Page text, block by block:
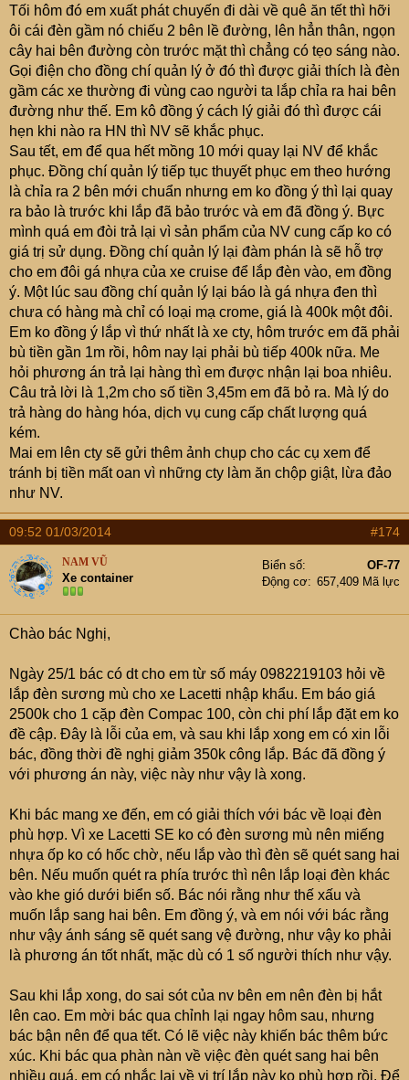
Tối hôm đó em xuất phát chuyến đi dài về quê ăn tết thì hỡi
ôi cái đèn gầm nó chiếu 2 bên lề đường, lên hẳn thân, ngọn
cây hai bên đường còn trước mặt thì chẳng có tẹo sáng nào.
Gọi điện cho đồng chí quản lý ở đó thì được giải thích là đèn
gầm các xe thường đi vùng cao người ta lắp chỉa ra hai bên
đường như thế. Em kô đồng ý cách lý giải đó thì được cái
hẹn khi nào ra HN thì NV sẽ khắc phục.
Sau tết, em để qua hết mồng 10 mới quay lại NV để khắc
phục. Đồng chí quản lý tiếp tục thuyết phục em theo hướng
là chỉa ra 2 bên mới chuẩn nhưng em ko đồng ý thì lại quay
ra bảo là trước khi lắp đã bảo trước và em đã đồng ý. Bực
mình quá em đòi trả lại vì sản phẩm của NV cung cấp ko có
giá trị sử dụng. Đồng chí quản lý lại đàm phán là sẽ hỗ trợ
cho em đôi gá nhựa của xe cruise để lắp đèn vào, em đồng
ý. Một lúc sau đồng chí quản lý lại báo là gá nhựa đen thì
chưa có hàng mà chỉ có loại mạ crome, giá là 400k một đôi.
Em ko đồng ý lắp vì thứ nhất là xe cty, hôm trước em đã phải
bù tiền gần 1m rồi, hôm nay lại phải bù tiếp 400k nữa. Me
hỏi phương án trả lại hàng thì em được nhận lại boa nhiêu.
Câu trả lời là 1,2m cho số tiền 3,45m em đã bỏ ra. Mà lý do
trả hàng do hàng hóa, dịch vụ cung cấp chất lượng quá
kém.
Mai em lên cty sẽ gửi thêm ảnh chụp cho các cụ xem để
tránh bị tiền mất oan vì những cty làm ăn chộp giật, lừa đảo
như NV.
09:52 01/03/2014 #174
NAM VŨ
Xe container
Biển số
OF-77
Động cơ
657,409 Mã lực
Chào bác Nghị,
Ngày 25/1 bác có dt cho em từ số máy 0982219103 hỏi về
lắp đèn sương mù cho xe Lacetti nhập khẩu. Em báo giá
2500k cho 1 cặp đèn Compac 100, còn chi phí lắp đặt em ko
đề cập. Đây là lỗi của em, và sau khi lắp xong em có xin lỗi
bác, đồng thời đề nghị giảm 350k công lắp. Bác đã đồng ý
với phương án này, việc này như vậy là xong.
Khi bác mang xe đến, em có giải thích với bác về loại đèn
phù hợp. Vì xe Lacetti SE ko có đèn sương mù nên miếng
nhựa ốp ko có hốc chờ, nếu lắp vào thì đèn sẽ quét sang hai
bên. Nếu muốn quét ra phía trước thì nên lắp loại đèn khác
vào khe gió dưới biển số. Bác nói rằng như thế xấu và
muốn lắp sang hai bên. Em đồng ý, và em nói với bác rằng
như vậy ánh sáng sẽ quét sang vệ đường, như vậy ko phải
là phương án tốt nhất, mặc dù có 1 số người thích như vậy.
Sau khi lắp xong, do sai sót của nv bên em nên đèn bị hắt
lên cao. Em mời bác qua chỉnh lại ngay hôm sau, nhưng
bác bận nên để qua tết. Có lẽ việc này khiến bác thêm bức
xúc. Khi bác qua phàn nàn về việc đèn quét sang hai bên
nhiều quá, em có nhắc lại về vị trí lắp này ko phù hợp rồi. Để